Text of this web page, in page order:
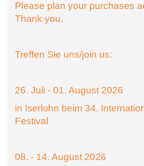
Please plan your purchases
Thank you.
Treffen Sie uns/join us:
26. Juli - 01. August 2026
in Iserlohn beim 34.
Festival
08. - 14. August 2026